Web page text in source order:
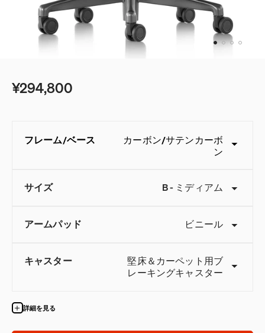
¥294,800
フレーム/ベース カーボン/サテンカーボ
ン
サイズ B- ミディアム
アームパッド ビニール
キャスター
堅床＆カーペット用ブ
レーキングキャスター
詳細を見る